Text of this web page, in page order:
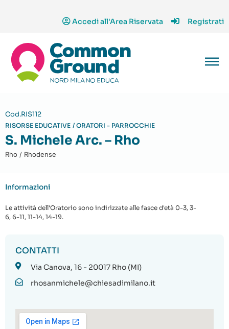
Accedi all'Area Riservata Registrati
Cod.RIS112
RISORSE EDUCATIVE / ORATORI - PARROCCHIE
S. Michele Arc. – Rho
Rho / Rhodense
Informazioni
Le attività dell'Oratorio sono indirizzate alle fasce d'età 0-3, 3-
6, 6-11, 11-14, 14-19.
CONTATTI
Via Canova, 16 - 20017 Rho (MI)
rhosanmichele@chiesadimilano.it